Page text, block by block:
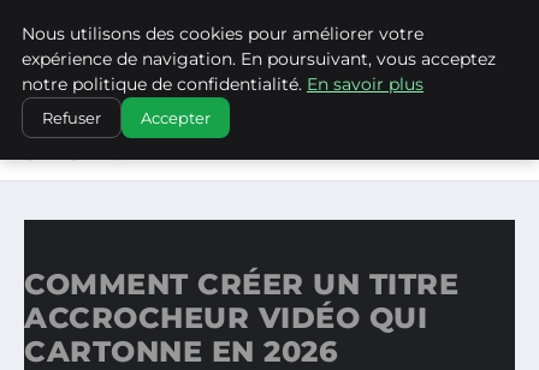
WP CAPE
ACCUEIL
COMMENT CRÉER UN TITRE ACCROCHEUR VIDÉO QUI
COMMENT CRÉER UN TITRE
ACCROCHEUR VIDÉO QUI
CARTONNE EN 2026
Nous utilisons des cookies pour améliorer votre
expérience de navigation. En poursuivant, vous acceptez
notre politique de confidentialité. En savoir plus
Refuser Accepter